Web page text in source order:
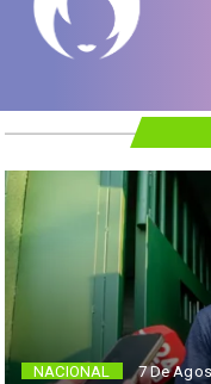
NACIONAL 7 De